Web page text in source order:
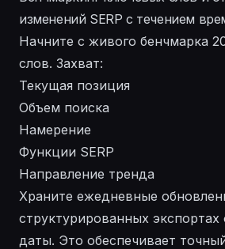
изменений SERP с течением
Начните с живого бенчмарка
слов. Захват:
Текущая позиция
Объем поиска
Намерение
Функции SERP
Направление тренда
Храните ежедневные
структурированных
даты. Это обеспечивает